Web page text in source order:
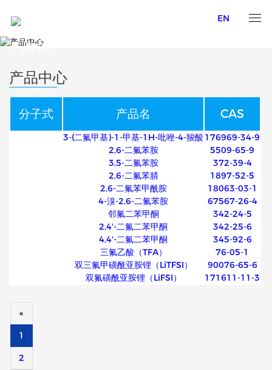
EN
PRODUCT CENTER
产品中心
产品中心
分子式 产品名 CAS
3-(二氟甲基)-1-甲基-1H-吡唑-4-羧酸 176969-34-9
2,6-二氟苯胺
5509-65-9
3,5-二氟苯胺
372-39-4
2,6-二氟苯腈
1897-52-5
2,6-二氟苯甲酰胺
18063-03-1
4-溴-2,6-二氟苯胺
67567-26-4
邻氟二苯甲酮
342-24-5
2,4'-二氟二苯甲酮
342-25-6
4,4'-二氟二苯甲酮
345-92-6
三氟乙酸（TFA）
76-05-1
双三氟甲磺酰亚胺锂（LiTFSI）
90076-65-6
双氟磺酰亚胺锂（LiFSI）
171611-11-3
«
1
2